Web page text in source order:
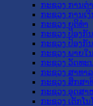
ກະຊວງ ການຕ່
ກະຊວງ ການເງິ
ກະຊວງ ຍຸຕິທໍາ
ກະຊວງ ປ້ອງກັ
ກະຊວງ ປ້ອງກັ
ກະຊວງ ພາຍໃນ
ກະຊວງ ວັດທະ
ກະຊວງ ສາທາ
ກະຊວງ ສຶກສາ
ກະຊວງ ອຸດສາ
ກະຊວງ ເຕັກໂ